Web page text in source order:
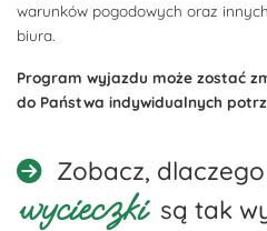
warunków pogodowych oraz
biura.
Program wyjazdu może zostać
do Państwa indywidualnych
Zobacz, dlaczego
wycieczki są tak